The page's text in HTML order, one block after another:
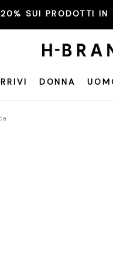
20% SUI PRODOTTI
DONNA